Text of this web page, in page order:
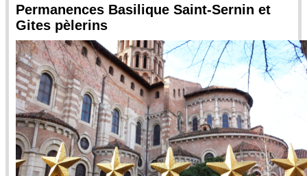
Permanences Basilique Saint-Sernin et
Gites pèlerins